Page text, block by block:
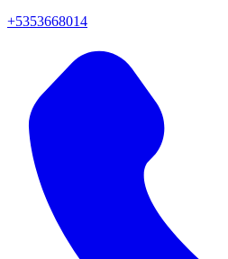
+5353668014